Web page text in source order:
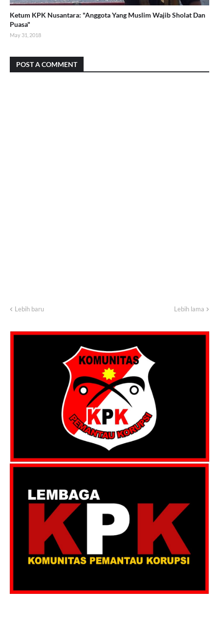
Ketum KPK Nusantara: "Anggota Yang Muslim Wajib Sholat Dan
Puasa"
May 31, 2018
POST A COMMENT
Lebih baru Lebih lama